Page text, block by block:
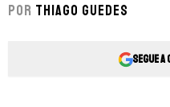
Por Thiago Guedes
Segue a